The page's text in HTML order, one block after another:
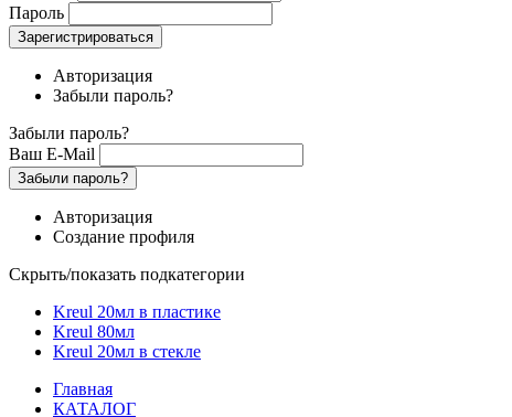
Пароль
Зарегистрироваться
Авторизация
Забыли пароль?
Забыли пароль?
Ваш E-Mail
Забыли пароль?
Авторизация
Создание профиля
Скрыть/показать подкатегории
Kreul 20мл в пластике
Kreul 80мл
Kreul 20мл в стекле
Главная
КАТАЛОГ